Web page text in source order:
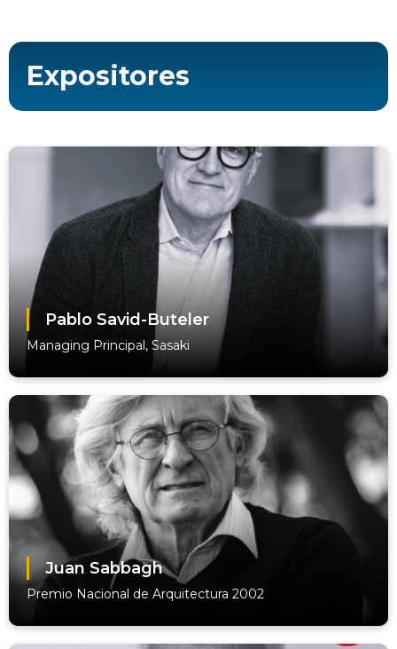
Expositores
Pablo Savid-Buteler
Managing Principal, Sasaki
Juan Sabbagh
Premio Nacional de Arquitectura 2002